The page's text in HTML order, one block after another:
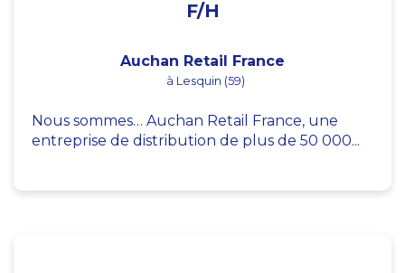
F/H
Auchan Retail France
à Lesquin (59)
Nous sommes… Auchan Retail France, une
entreprise de distribution de plus de 50 000...